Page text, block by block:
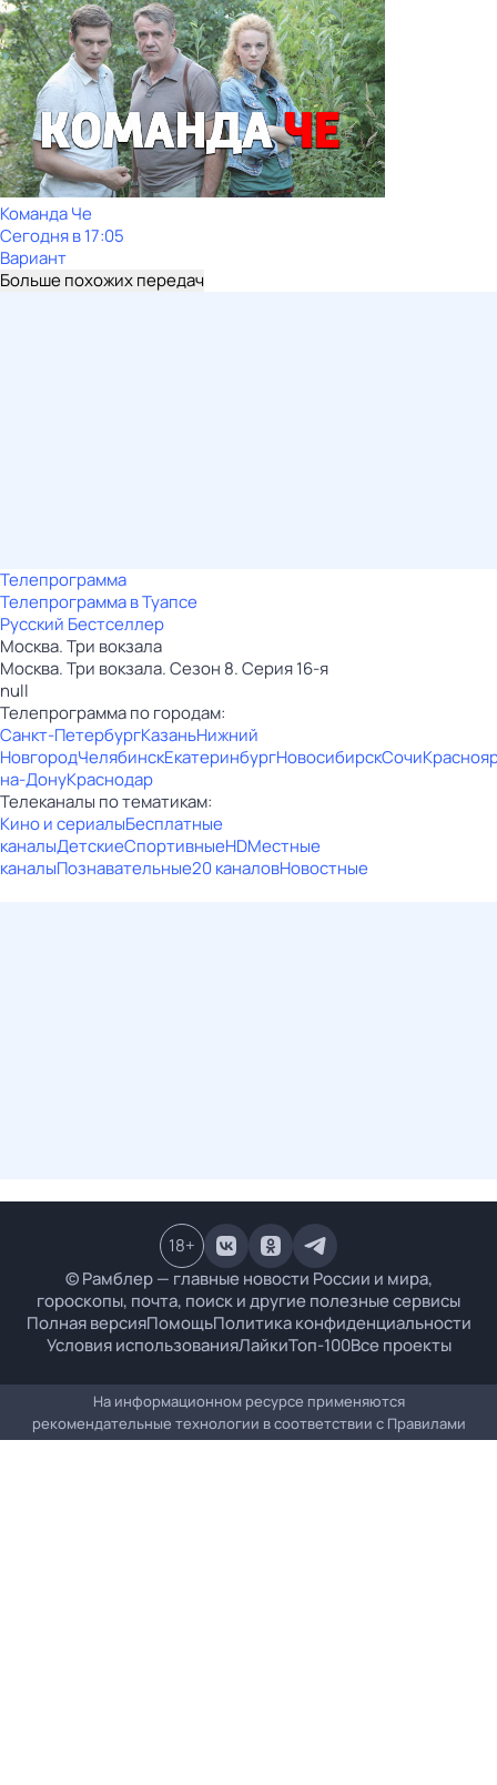
Команда Че
Сегодня в 17:05
Вариант
Больше похожих передач
Телепрограмма
Телепрограмма в Туапсе
Русский Бестселлер
Москва. Три вокзала
Москва. Три вокзала. Сезон 8. Серия 16-я
null
Телепрограмма по городам:
Санкт-ПетербургКазаньНижний
НовгородЧелябинскЕкатеринбургНовосибирскСочи
на-ДонуКраснодар
Телеканалы по тематикам:
Кино и сериалыБесплатные
каналыДетскиеСпортивныеHDМестные
каналыПознавательные20 каналовНовостные
© Рамблер — главные новости России и мира,
гороскопы, почта, поиск и другие полезные сервисы
Полная версияПомощьПолитика конфиденциальности
Условия использованияЛайкиТоп-100Все проекты
18+
На информационном ресурсе применяются
рекомендательные технологии в соответствии с Правилами